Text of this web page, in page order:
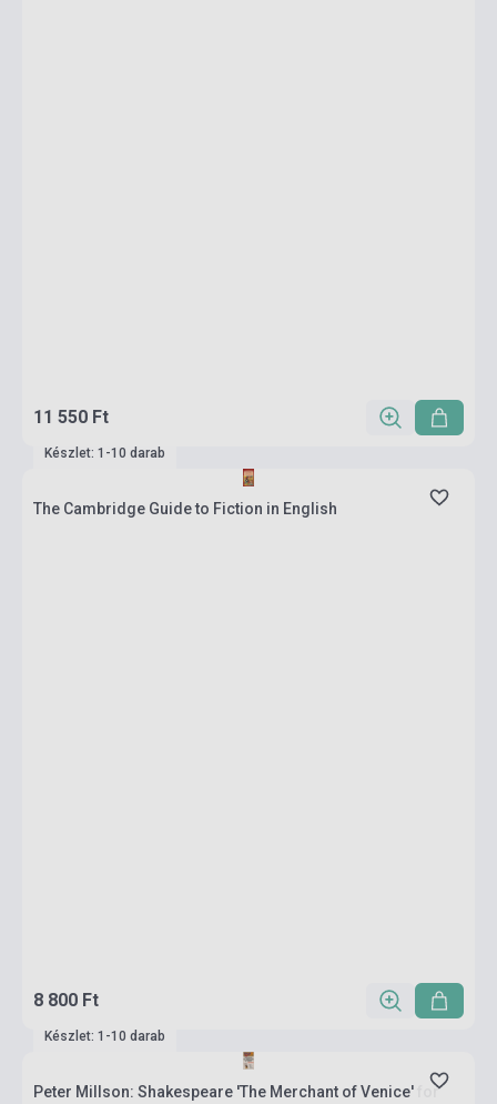
11 550 Ft
Készlet: 1-10 darab
The Cambridge Guide to Fiction in English
8 800 Ft
Készlet: 1-10 darab
Peter Millson: Shakespeare 'The Merchant of Venice' for